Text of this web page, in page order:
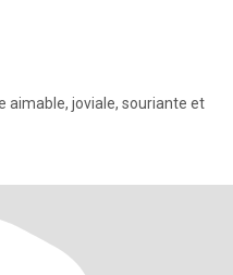
aimable, joviale, souriante et